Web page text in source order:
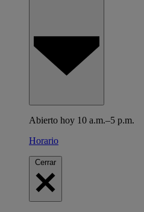
Abierto hoy 10 a.m.–5 p.m.
Horario
Cerrar